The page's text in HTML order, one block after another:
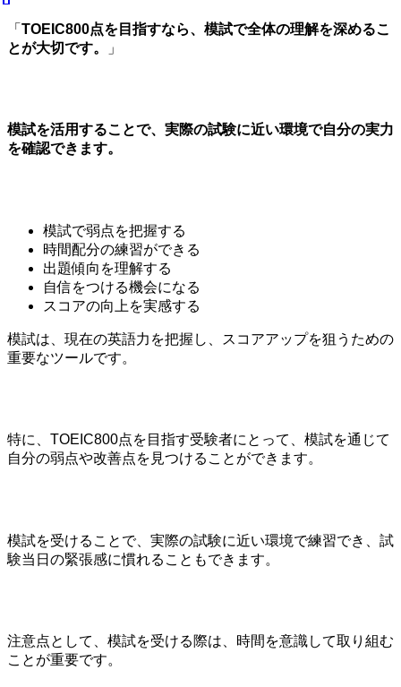
「 TOEIC800点を目指すなら、模試で全体の理解を深めるこ
とが大切です。
」
模試を活用することで、実際の試験に近い環境で自分の実力
を確認できます。
模試で弱点を把握する
時間配分の練習ができる
出題傾向を理解する
自信をつける機会になる
スコアの向上を実感する
模試は、現在の英語力を把握し、スコアアップを狙うための
重要なツールです。
特に、TOEIC800点を目指す受験者にとって、模試を通じて
自分の弱点や改善点を見つけることができます。
模試を受けることで、実際の試験に近い環境で練習でき、試
験当日の緊張感に慣れることもできます。
注意点として、模試を受ける際は、時間を意識して取り組む
ことが重要です。